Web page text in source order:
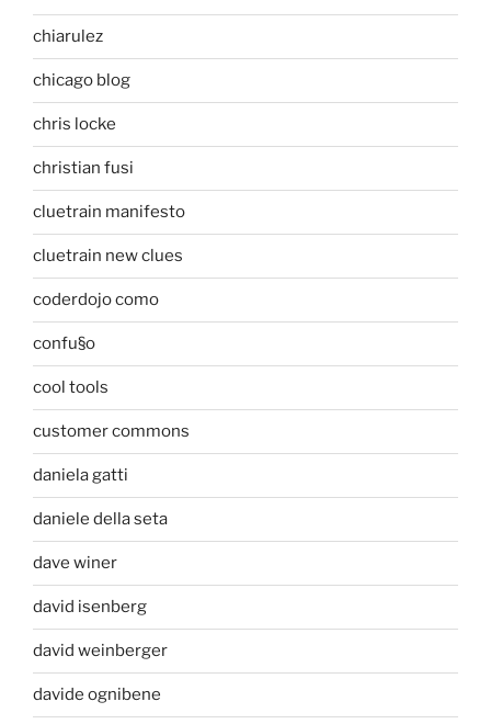
chiarulez
chicago blog
chris locke
christian fusi
cluetrain manifesto
cluetrain new clues
coderdojo como
confu§o
cool tools
customer commons
daniela gatti
daniele della seta
dave winer
david isenberg
david weinberger
davide ognibene